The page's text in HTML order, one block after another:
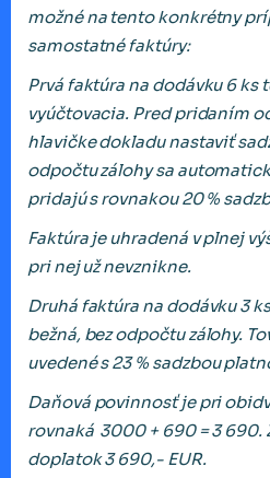
možné na tento konkrétny
samostatné faktúry:
Prvá faktúra na dodávku 6 ks
vyúčtovacia. Pred pridaním
hlavičke dokladu nastaviť
odpočtu zálohy sa
pridajú s rovnakou 20 %
Faktúra je uhradená v plnej
pri nej už nevznikne.
Druhá faktúra na dodávku 3
bežná, bez odpočtu zálohy.
uvedené s 23 % sadzbou
Daňová povinnosť je pri
rovnaká 3000 + 690 = 3 690.
doplatok 3 690,- EUR.